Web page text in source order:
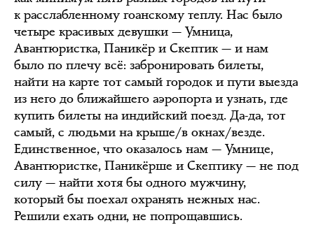
к расслабленному гоанскому теплу. Нас было
четыре красивых девушки — Умница,
Авантюристка, Паникёр и Скептик — и нам
было по плечу всё: забронировать билеты,
найти на карте тот самый городок и пути выезда
из него до ближайшего аэропорта и узнать, где
купить билеты на индийский поезд. Да-да, тот
самый, с людьми на крыше/в окнах/везде.
Единственное, что оказалось нам — Умнице,
Авантюристке, Паникёрше и Скептику — не под
силу — найти хотя бы одного мужчину,
который бы поехал охранять нежных нас.
Решили ехать одни, не попрощавшись.